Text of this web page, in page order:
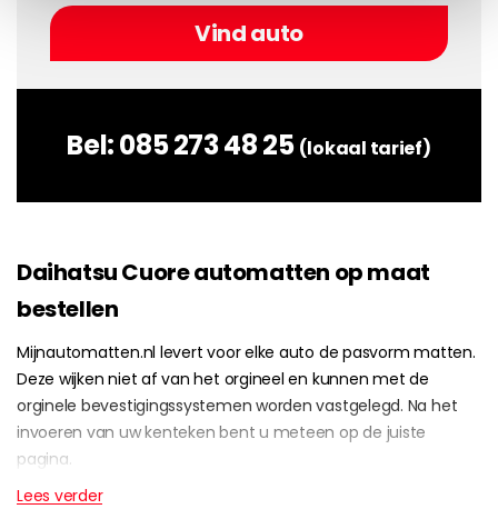
Bel:085 273 48 25 (lokaal tarief)
Daihatsu Cuore automatten op maat
bestellen
Mijnautomatten.nl levert voor elke auto de pasvorm matten.
Deze wijken niet af van het orgineel en kunnen met de
orginele bevestigingssystemen worden vastgelegd. Na het
invoeren van uw kenteken bent u meteen op de juiste
pagina.
Lees verder